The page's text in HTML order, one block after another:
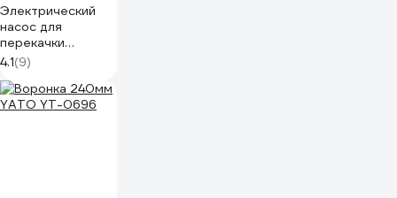
Электрический
насос для
перекачки
жидкости Fox
Chemie ELECTRIC
FLUID PUMP EEVEE
LMF84
4.1(9)